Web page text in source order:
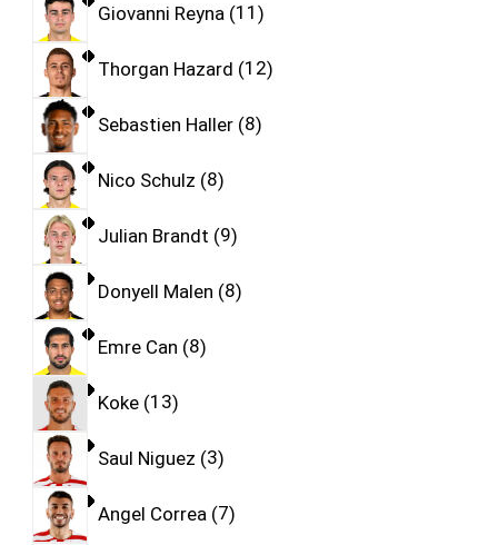
Giovanni Reyna 11
Thorgan Hazard 12
Sebastien Haller 8
Nico Schulz 8
Julian Brandt 9
Donyell Malen 8
Emre Can 8
Koke 13
Saul Niguez 3
Angel Correa 7